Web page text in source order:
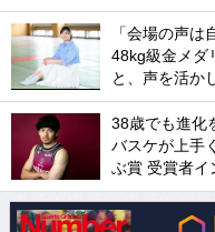
「会場の声
48kg級金メダ
と、声を活か
38歳でも進化
バスケが上手
ぶ賞 受賞者イ